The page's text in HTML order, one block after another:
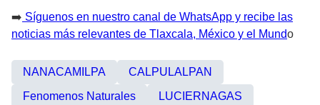
➡️ Síguenos en nuestro canal de WhatsApp y recibe las
noticias más relevantes de Tlaxcala, México y el Mundo
NANACAMILPA
CALPULALPAN
Fenomenos Naturales
LUCIERNAGAS